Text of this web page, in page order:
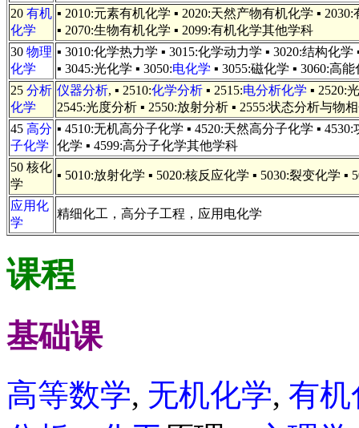
20 有机
化学
▪ 2010:元素有机化学 ▪ 2020:天然产物有机化学 ▪
▪ 2070:生物有机化学 ▪ 2099:有机化学其他学科
30 物理
化学
▪ 3010:化学热力学 ▪ 3015:化学动力学 ▪ 3020:结构化学
▪ 3045:光化学 ▪ 3050:电化学 ▪ 3055:磁化学 ▪ 3060:高能
25 分析
化学
仪器分析, ▪ 2510:化学分析 ▪ 2515:电分析化学 ▪ 2520:
2545:光度分析 ▪ 2550:放射分析 ▪ 2555:状态分析与物
45 高分
子化学
▪ 4510:无机高分子化学 ▪ 4520:天然高分子化学 ▪
化学 ▪ 4599:高分子化学其他学科
50 核化
学
▪ 5010:放射化学 ▪ 5020:核反应化学 ▪ 5030:裂变化学
应用化
学
精细化工，高分子工程，应用电化学
课程
基础课
高等数学, 无机化学, 有机